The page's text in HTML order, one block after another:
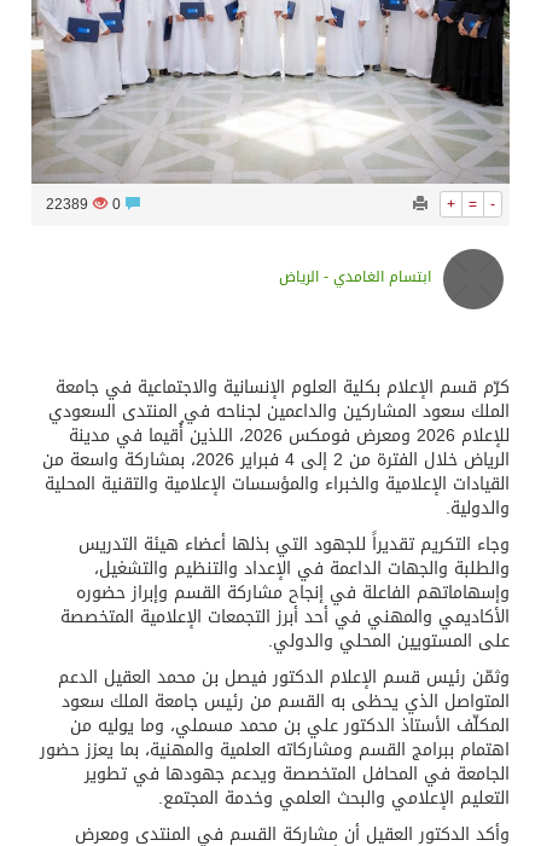
المحكمة العليا غدٍ الخميس هو المكمل لشهر رمضان
+ = -
22389
ابتسام الغامدي - الرياض
كرّم قسم الإعلام بكلية العلوم الإنسانية والاجتماعية في جامعة
الملك سعود المشاركين والداعمين لجناحه في المنتدى السعودي
للإعلام 2026 ومعرض فومكس 2026، اللذين أُقيما في مدينة
الرياض خلال الفترة من 2 إلى 4 فبراير 2026، بمشاركة واسعة من
القيادات الإعلامية والخبراء والمؤسسات الإعلامية والتقنية المحلية
والدولية.
وجاء التكريم تقديراً للجهود التي بذلها أعضاء هيئة التدريس
والطلبة والجهات الداعمة في الإعداد والتنظيم والتشغيل،
وإسهاماتهم الفاعلة في إنجاح مشاركة القسم وإبراز حضوره
الأكاديمي والمهني في أحد أبرز التجمعات الإعلامية المتخصصة
على المستويين المحلي والدولي.
وثمّن رئيس قسم الإعلام الدكتور فيصل بن محمد العقيل الدعم
المتواصل الذي يحظى به القسم من رئيس جامعة الملك سعود
المكلّف الأستاذ الدكتور علي بن محمد مسملي، وما يوليه من
اهتمام ببرامج القسم ومشاركاته العلمية والمهنية، بما يعزز حضور
الجامعة في المحافل المتخصصة ويدعم جهودها في تطوير
التعليم الإعلامي والبحث العلمي وخدمة المجتمع.
وأكد الدكتور العقيل أن مشاركة القسم في المنتدى ومعرض